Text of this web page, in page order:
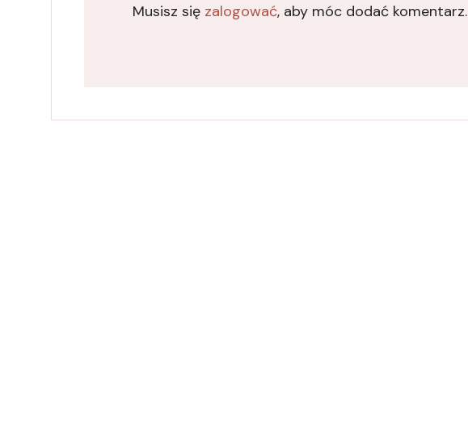
Musisz się zalogować, aby móc dodać komentarz.